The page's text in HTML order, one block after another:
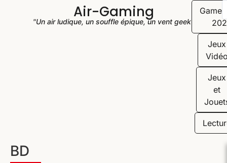
Air-Gaming
"Un air ludique, un souffle épique, un vent geek"
Jeux
Jeux
et
BD